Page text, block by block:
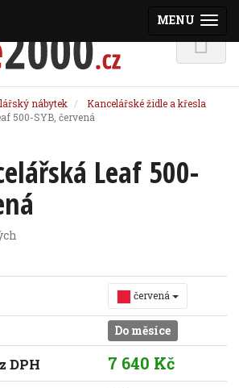
nábytek
Kancelářské židle a křesla
500-SYB, červená
Leaf 500-
červená
Do měsíce
DPH 7 640 Kč
MENU